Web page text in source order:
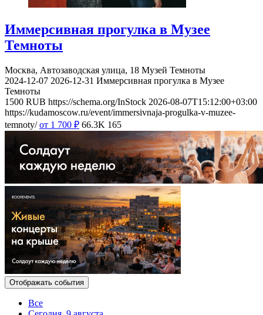
Иммерсивная прогулка в Музее
Темноты
Москва, Автозаводская улица, 18 Музей Темноты
2024-12-07 2026-12-31 Иммерсивная прогулка в Музее
Темноты
1500 RUB https://schema.org/InStock 2026-08-07T15:12:00+03:00
https://kudamoscow.ru/event/immersivnaja-progulka-v-muzee-
temnoty/ от 1 700 ₽ 66.3K 165
Отображать события
Все